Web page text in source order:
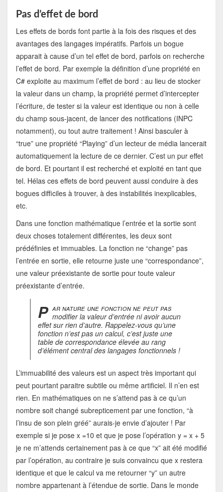
Pas d’effet de bord
Les effets de bords font partie à la fois des risques et des
avantages des langages impératifs. Parfois un bogue
apparait à cause d’un tel effet de bord, parfois on recherche
l’effet de bord. Par exemple la définition d’une propriété en
C# exploite au maximum l’effet de bord : au lieu de stocker
la valeur dans un champ, la propriété permet d’intercepter
l’écriture, de tester si la valeur est identique ou non à celle
du champ sous-jacent, de lancer des notifications (INPC
notamment), ou tout autre traitement ! Ainsi basculer à
“true” une propriété “Playing” d’un lecteur de média lancerait
automatiquement la lecture de ce dernier. C’est un pur effet
de bord. Et pourtant il est recherché et exploité en tant que
tel. Hélas ces effets de bord peuvent aussi conduire à des
bogues difficiles à trouver, à des instabilités inexplicables,
etc.
Dans une fonction mathématique l’entrée et la sortie sont
deux choses totalement différentes, les deux sont
prédéfinies et immuables. La fonction ne “change” pas
l’entrée en sortie, elle retourne juste une “correspondance”,
une valeur préexistante de sortie pour toute valeur
préexistante d’entrée.
P ar nature une fonction ne peut pas
modifier la valeur d’entrée ni avoir aucun
effet sur rien d’autre. Rappelez-vous qu’une
fonction n’est pas un calcul, c’est juste une
table de correspondance élevée au rang
d’élément central des langages fonctionnels !
L’immuabilité des valeurs est un aspect très important qui
peut pourtant paraitre subtile ou même artificiel. Il n’en est
rien. En mathématiques on ne s’attend pas à ce qu’un
nombre soit changé subrepticement par une fonction, “à
l’insu de son plein gréé” aurais-je envie d’ajouter ! Par
exemple si je pose x =10 et que je pose l’opération y = x + 5
je ne m’attends certainement pas à ce que “x” ait été modifié
par l’opération, au contraire je suis convaincu que x restera
identique et que le calcul va me retourner “y” un autre
nombre appartenant à l’étendue de sortie. Dans le monde